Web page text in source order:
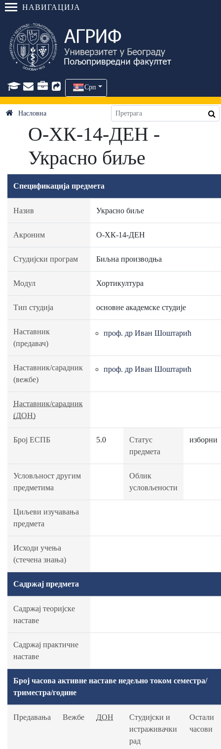
НАВИГАЦИЈА
Срп
Насловна
О-ХК-14-ДЕН -
Украсно биље
Спецификација предмета
Назив Украсно биље
Акроним О-ХК-14-ДЕН
Студијски програм Биљна производња
Модул Хортикултура
Тип студија основне академске студије
Наставник
(предавач)
проф. др Иван Шоштарић
Наставник/сарадник
(вежбе)
проф. др Иван Шоштарић
Наставник/сарадник
(ДОН)
Број ЕСПБ 5.0
Статус
предмета
изборни
Условљност другим
предметима
Облик
условљености
Циљеви изучавања
предмета
Исходи учења
(стечена знања)
Садржај предмета
Садржај теоријске
наставе
Садржај практичне
наставе
Број часова активне наставе недељно током семестра/
триместра/године
Предавања Вежбе ДОН
Студијски и
истраживачки
рад
Остали
часови